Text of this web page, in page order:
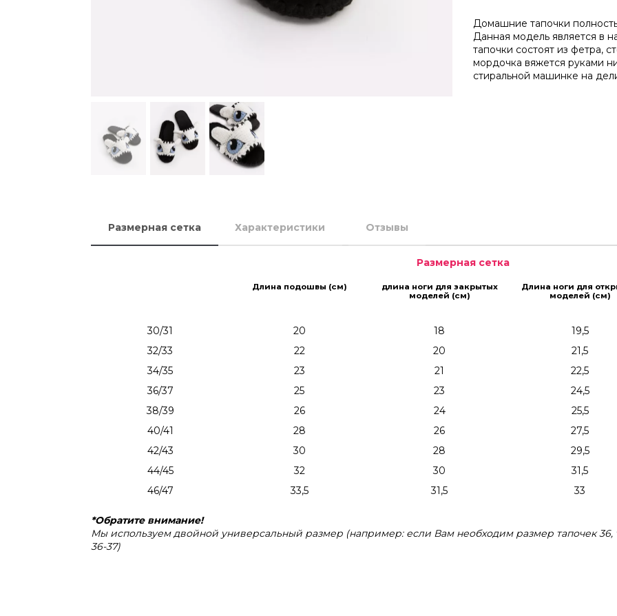
Домашние тапочки
Данная модель является в
тапочки состоят из фетра,
мордочка вяжется руками
стиральной машинке на
Размерная сетка Характеристики Отзывы
Размерная сетка
Длина подошвы (см)
длина ноги для закрытых
моделей (см)
Длина ноги для
моделей (см)
30/31 20 18 19,5
32/33
22 20 21,5
34/35
23 21 22,5
36/37
25 23 24,5
38/39
26 24 25,5
40/41
28 26 27,5
42/43
30 28 29,5
44/45
32 30 31,5
46/47
33,5 31,5 33
*Обратите внимание!
Мы используем двойной универсальный размер (например: если Вам необходим размер тапочек 36,
36-37)